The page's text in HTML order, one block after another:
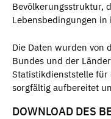
Bevölkerungsstruktur,
Lebensbedingungen in
Die Daten wurden von
Bundes und der
Statistikdienststelle für
sorgfältig aufbereitet
DOWNLOAD DES